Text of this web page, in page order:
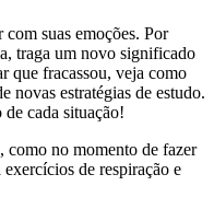
suas emoções. Por
traga um novo significado
que fracassou, veja como
novas estratégias de estudo.
cada situação!
como no momento de fazer
de respiração e